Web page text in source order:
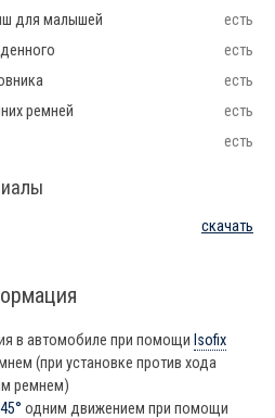
для малышей
есть
есть
есть
ремней
есть
есть
скачать
в автомобиле при помощи Isofix
(при установке против хода
ремнем)
одним движением при помощи